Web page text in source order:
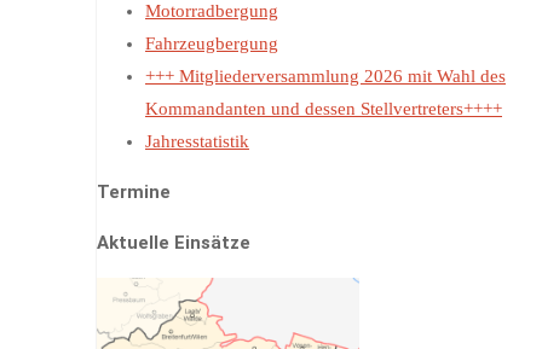
Motorradbergung
Fahrzeugbergung
+++ Mitgliederversammlung 2026 mit Wahl des
Kommandanten und dessen Stellvertreters++++
Jahresstatistik
Termine
Aktuelle Einsätze